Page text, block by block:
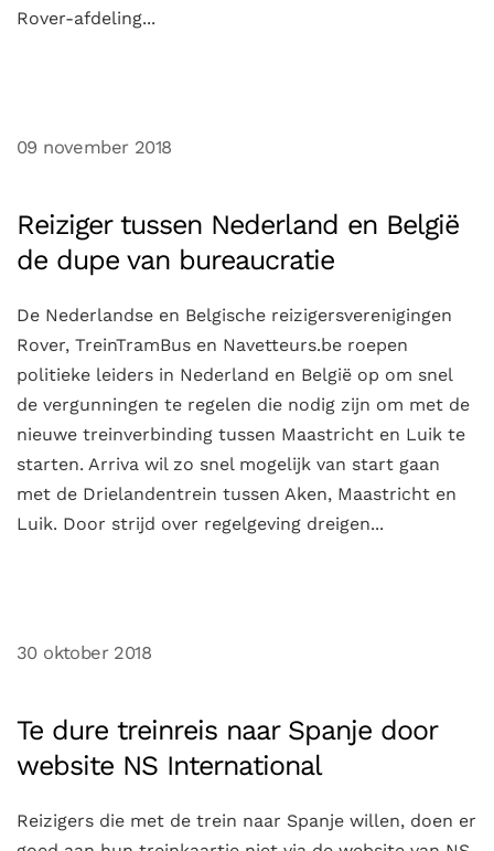
Rover-afdeling...
09 november 2018
Reiziger tussen Nederland en België
de dupe van bureaucratie
De Nederlandse en Belgische reizigersverenigingen
Rover, TreinTramBus en Navetteurs.be roepen
politieke leiders in Nederland en België op om snel
de vergunningen te regelen die nodig zijn om met de
nieuwe treinverbinding tussen Maastricht en Luik te
starten. Arriva wil zo snel mogelijk van start gaan
met de Drielandentrein tussen Aken, Maastricht en
Luik. Door strijd over regelgeving dreigen...
30 oktober 2018
Te dure treinreis naar Spanje door
website NS International
Reizigers die met de trein naar Spanje willen, doen er